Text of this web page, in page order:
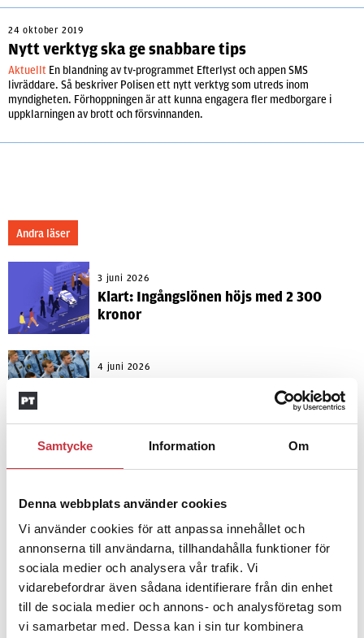
Samtycke Information Om
Denna webbplats använder cookies
Vi använder cookies för att anpassa innehållet och
annonserna till användarna, tillhandahålla funktioner för
sociala medier och analysera vår trafik. Vi
vidarebefordrar även sådana identifierare från din enhet
till de sociala medier och annons- och analysföretag som
vi samarbetar med. Dessa kan i sin tur kombinera
24 oktober 2019
Nytt verktyg ska ge snabbare tips
Aktuellt En blandning av tv-programmet Efterlyst och appen SMS
livräddare. Så beskriver Polisen ett nytt verktyg som utreds inom
myndigheten. Förhoppningen är att kunna engagera fler medborgare i
uppklarningen av brott och försvinnanden.
Andra läser
3 juni 2026
Klart: Ingångslönen höjs med 2 300
kronor
4 juni 2026
polisaspiranter underkänns på
godtyckliga grunder
Jens Mårtensson:Snart 20 år i tjänst
Polisregionen erkänner fel: ”Kommer
att rättas till”